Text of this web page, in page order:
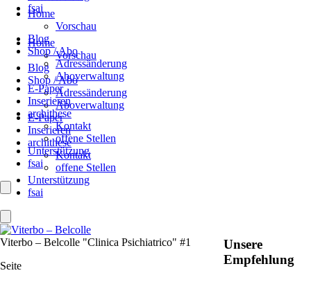
fsai
Home
Vorschau
Blog
Shop / Abo
Adressänderung
Aboverwaltung
E-Paper
Inserieren
archithese
Kontakt
offene Stellen
Unterstützung
fsai
Viterbo – Belcolle "Clinica Psichiatrico" #1
Seite
Unsere
Empfehlung
Home
Vorschau
Blog
Shop / Abo
Adressänderung
Aboverwaltung
E-Paper
Inserieren
archithese
Kontakt
offene Stellen
Unterstützung
fsai